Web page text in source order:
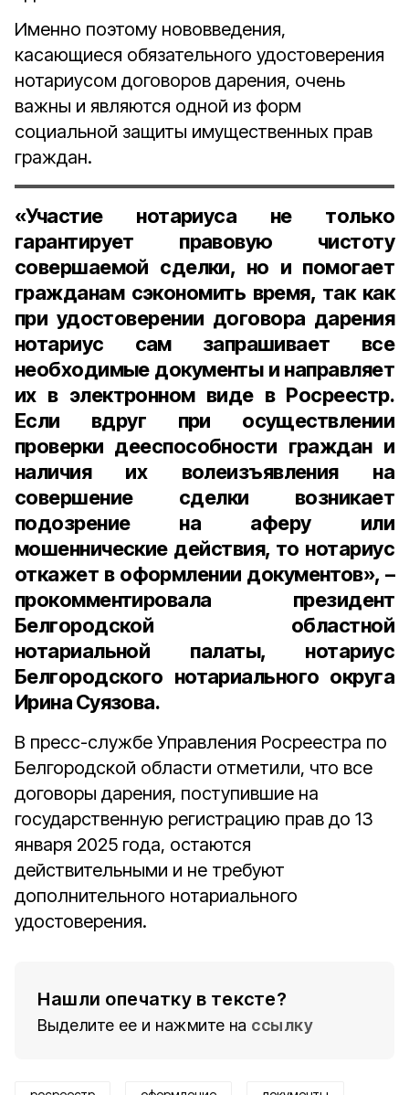
Именно поэтому нововведения,
касающиеся обязательного удостоверения
нотариусом договоров дарения, очень
важны и являются одной из форм
социальной защиты имущественных прав
граждан.
«Участие нотариуса не только
гарантирует правовую чистоту
совершаемой сделки, но и помогает
гражданам сэкономить время, так как
при удостоверении договора дарения
нотариус сам запрашивает все
необходимые документы и направляет
их в электронном виде в Росреестр.
Если вдруг при осуществлении
проверки дееспособности граждан и
наличия их волеизъявления на
совершение сделки возникает
подозрение на аферу или
мошеннические действия, то нотариус
откажет в оформлении документов», –
прокомментировала президент
Белгородской областной
нотариальной палаты, нотариус
Белгородского нотариального округа
Ирина Суязова.
В пресс-службе Управления Росреестра по
Белгородской области отметили, что все
договоры дарения, поступившие на
государственную регистрацию прав до 13
января 2025 года, остаются
действительными и не требуют
дополнительного нотариального
удостоверения.
Нашли опечатку в тексте?
Выделите ее и нажмите на ссылку